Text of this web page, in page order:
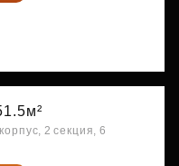
2 секция, 6